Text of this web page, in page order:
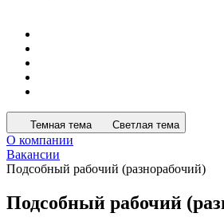
Темная тема Светлая тема
О компании
Вакансии
Подсобный рабочий (разнорабочий)
Подсобный рабочий